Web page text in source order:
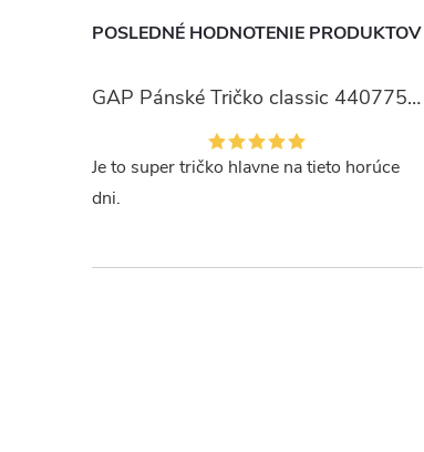
POSLEDNÉ HODNOTENIE PRODUKTOV
GAP Pánské Tričko classic 440775-00
Je to super tričko hlavne na tieto horúce
dni.